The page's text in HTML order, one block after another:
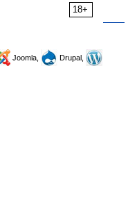
18+
Joomla,
Drupal,